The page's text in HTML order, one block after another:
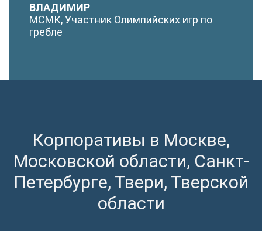
ВЛАДИМИР
МСМК, Участник Олимпийских игр по
гребле
Корпоративы в Москве,
Московской области, Санкт-
Петербурге, Твери, Тверской
области